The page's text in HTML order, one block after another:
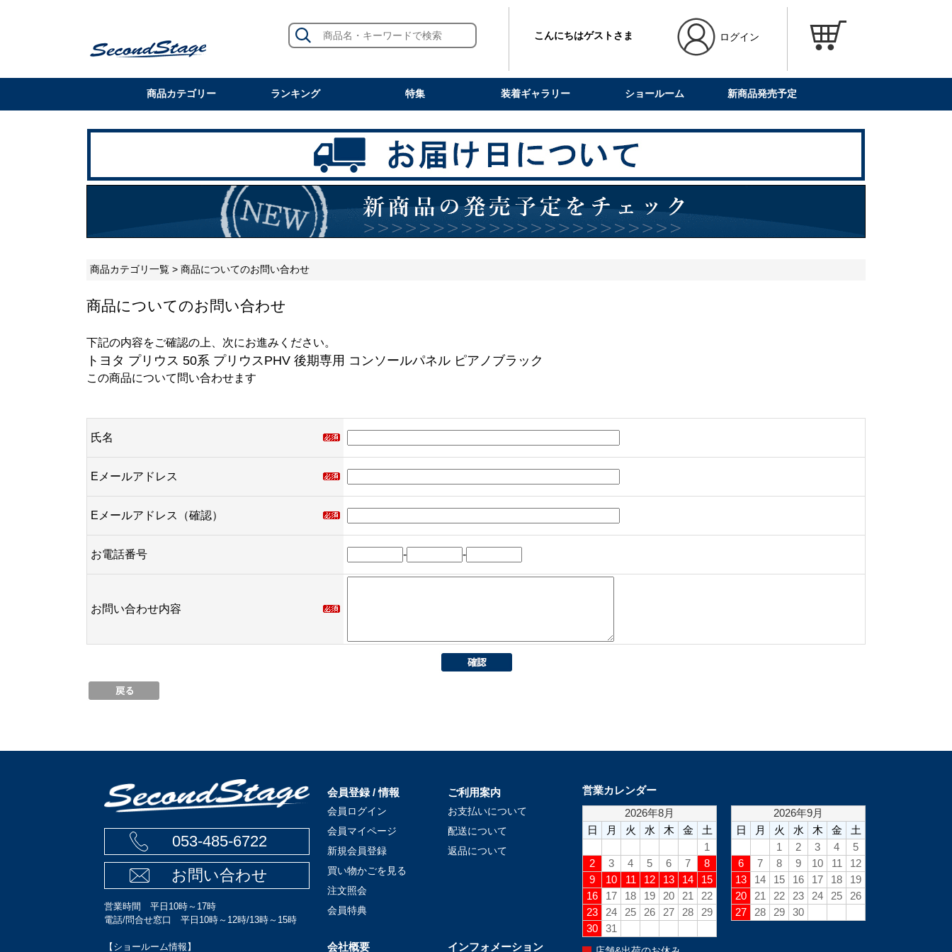
こんにちはゲストさま ログイン
商品カテゴリー ランキング 特集 装着ギャラリー ショールーム 新商品発売予定
商品カテゴリ一覧 > 商品についてのお問い合わせ
商品についてのお問い合わせ
下記の内容をご確認の上、次にお進みください。
トヨタ プリウス 50系 プリウスPHV 後期専用 コンソールパネル ピアノブラック
この商品について問い合わせます
氏名
Eメールアドレス
Eメールアドレス（確認）
お電話番号 - -
お問い合わせ内容
053-485-6722
お問い合わせ
営業時間 平日10時～17時
電話/問合せ窓口 平日10時～12時/13時～15時
【ショールーム情報】
会員登録 / 情報
会員ログイン
会員マイページ
新規会員登録
買い物かごを見る
注文照会
会員特典
ご利用案内
お支払いについて
配送について
返品について
会社概要 インフォメーション
営業カレンダー